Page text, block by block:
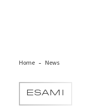
Home News
ESAMI